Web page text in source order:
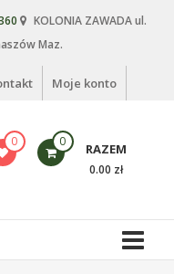
KOLONIA ZAWADA ul.
Maz.
Moje konto
0 0 RAZEM
0.00 zł